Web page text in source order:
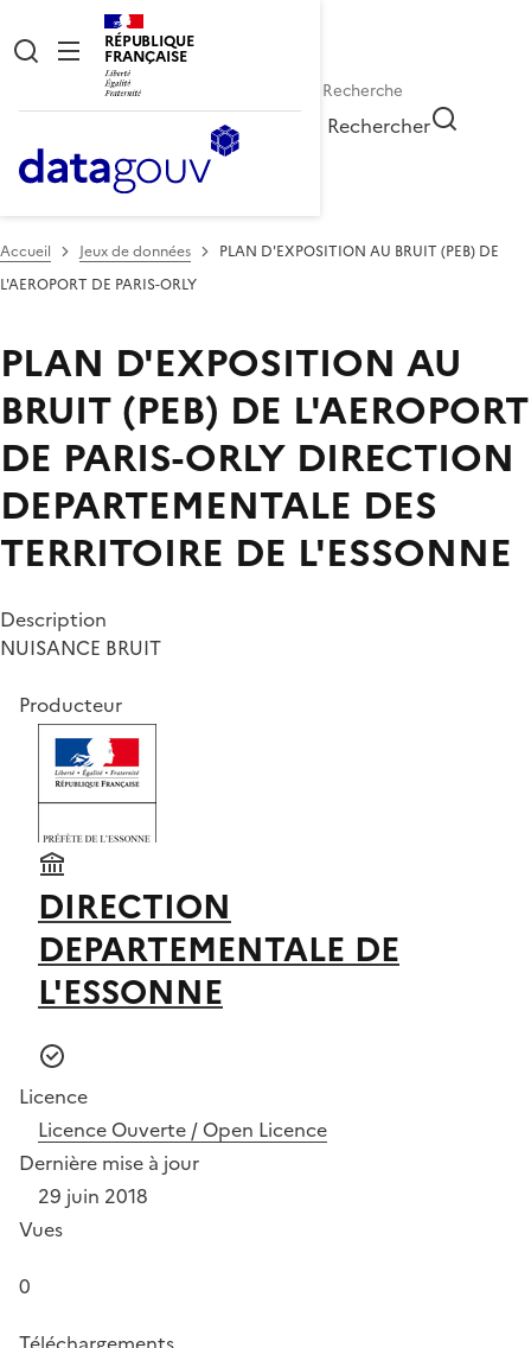
RÉPUBLIQUE
FRANÇAISE
Rechercher
Accueil Jeux de données
PLAN D'EXPOSITION AU BRUIT (PEB) DE
L'AEROPORT DE PARIS-ORLY
PLAN D'EXPOSITION AU
BRUIT (PEB) DE L'AEROPORT
DE PARIS-ORLY DIRECTION
DEPARTEMENTALE DES
TERRITOIRE DE L'ESSONNE
Description
NUISANCE BRUIT
Producteur
DIRECTION
DEPARTEMENTALE DE
L'ESSONNE
Licence
Licence Ouverte / Open Licence
Dernière mise à jour
29 juin 2018
Vues
0